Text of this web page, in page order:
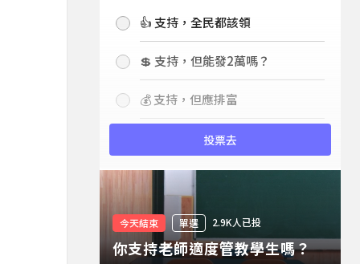
持嗎？👍 支持，全民都該領
💲 支持，但能發2萬嗎？
💰 支持，但應排富
投票去
今天結束 單選 2.9K人已投
你支持老師適度管教學生嗎？